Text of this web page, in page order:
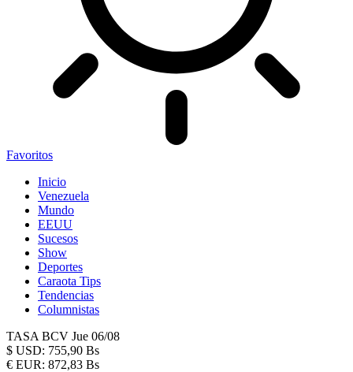
Favoritos
Inicio
Venezuela
Mundo
EEUU
Sucesos
Show
Deportes
Caraota Tips
Tendencias
Columnistas
TASA BCV Jue 06/08
$ USD: 755,90 Bs
€ EUR: 872,83 Bs